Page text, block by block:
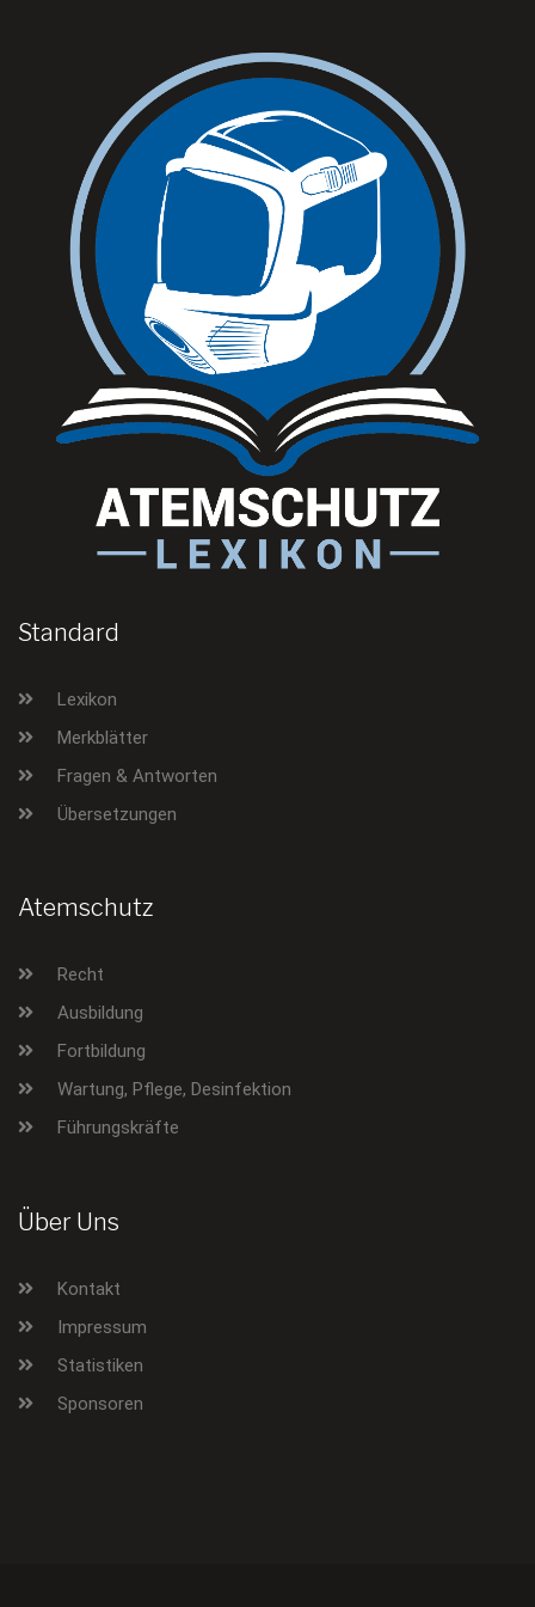
Standard
Lexikon
Merkblätter
Fragen & Antworten
Übersetzungen
Atemschutz
Recht
Ausbildung
Fortbildung
Wartung, Pflege, Desinfektion
Führungskräfte
Über Uns
Kontakt
Impressum
Statistiken
Sponsoren